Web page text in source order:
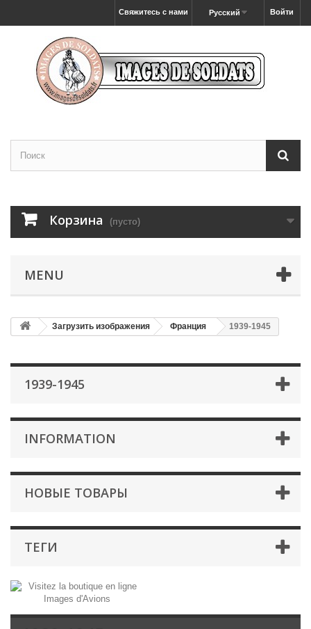
Войти
Русский
Свяжитесь с нами
Корзина (пусто)
MENU
Загрузить изображения Франция 1939-1945
1939-1945
INFORMATION
НОВЫЕ ТОВАРЫ
ТЕГИ